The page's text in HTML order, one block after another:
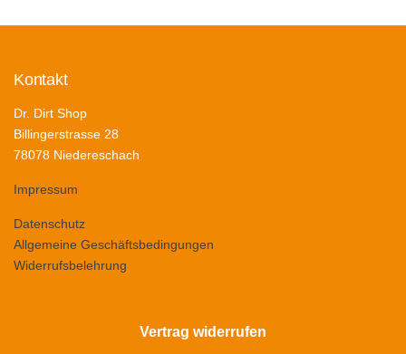
Kontakt
Dr. Dirt Shop
Billingerstrasse 28
78078 Niedereschach
Impressum
Datenschutz
Allgemeine Geschäftsbedingungen
Widerrufsbelehrung
Vertrag widerrufen